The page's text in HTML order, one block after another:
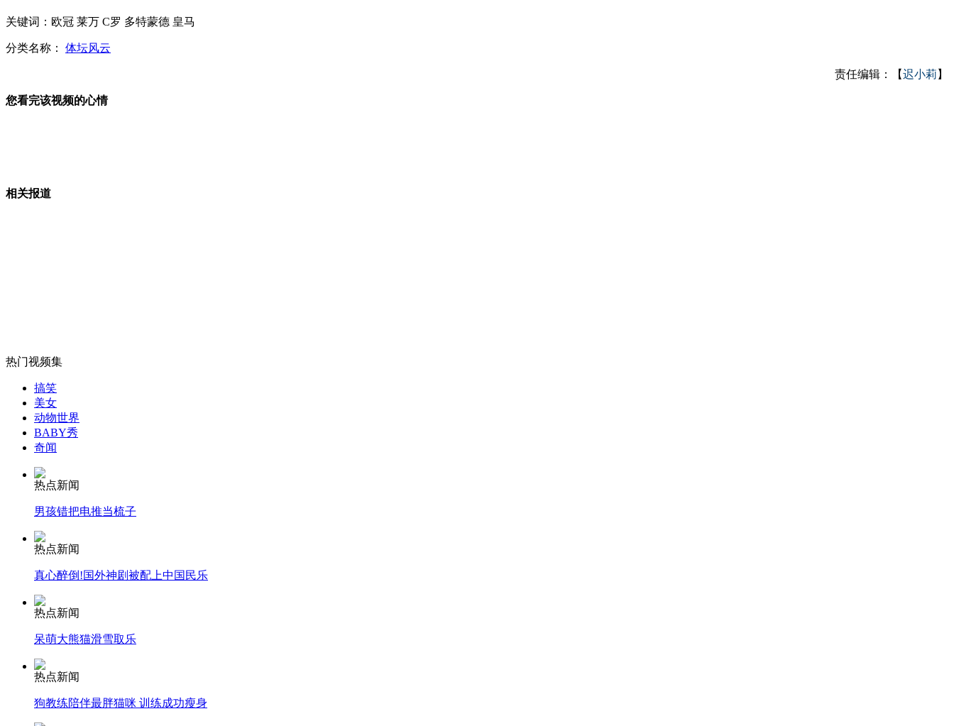
诺基亚"神机"开卖 可待机35天售价160-170元
山西运城恶犬咬伤多人 警民合力深夜将其击毙
女孩北京地铁殴打老人 痛下狠手拳打脚踢
无痛分娩是否安全 医生回应
外交部：反对强权政治霸凌主义
外交部：有关国家言论片面不公正
安徽一实载49人客车翻车
关键词：欧冠 莱万 C罗 多特蒙德 皇马
分类名称： 体坛风云
责任编辑：【迟小莉 】
您看完该视频的心情
相关报道
热门视频集
搞笑
美女
动物世界
BABY秀
奇闻
热点新闻
男孩错把电推当梳子
热点新闻
真心醉倒!国外神剧被配上中国民乐
热点新闻
呆萌大熊猫滑雪取乐
热点新闻
狗教练陪伴最胖猫咪 训练成功瘦身